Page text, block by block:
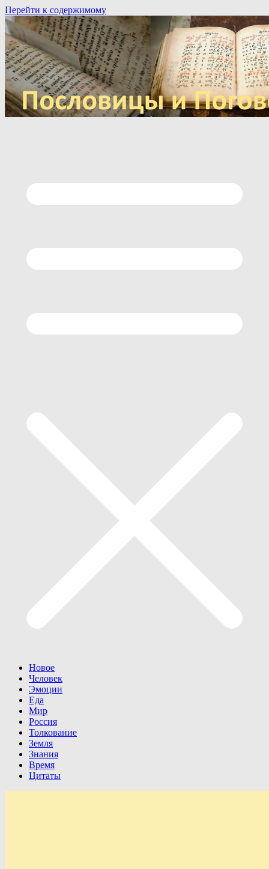
Перейти к содержимому
Новое
Человек
Эмоции
Еда
Мир
Россия
Толкование
Земля
Знания
Время
Цитаты